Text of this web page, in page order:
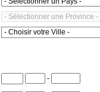
-